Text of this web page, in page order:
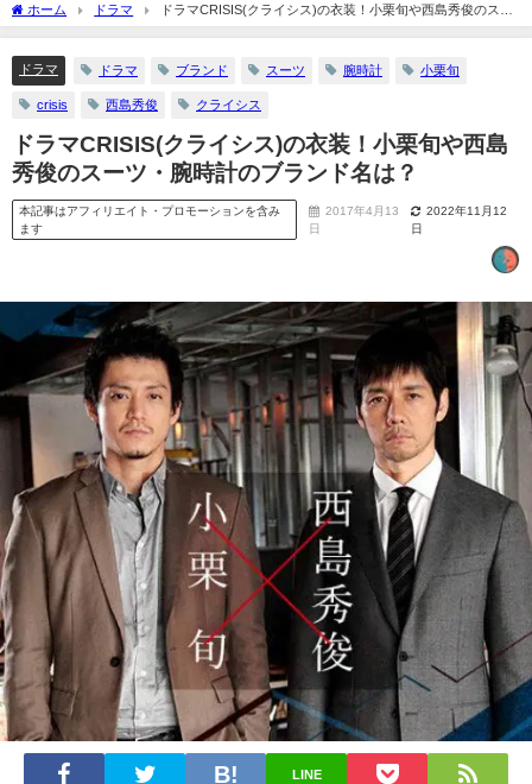
ホーム ドラマ
ドラマCRISIS(クライシス)の衣装！小栗旬や西島秀俊のスー
ツ・腕時計のブランド名は？
ドラマ ドラマ ブランド スーツ 腕時計 小栗旬
crisis 西島秀俊 クライシス
ドラマCRISIS(クライシス)の衣装！小栗旬や西島
秀俊のスーツ・腕時計のブランド名は？
本記事はアフィリエイト・プロモーションを含み
ます
2017年4月13
日
2022年11月12
日
LINE